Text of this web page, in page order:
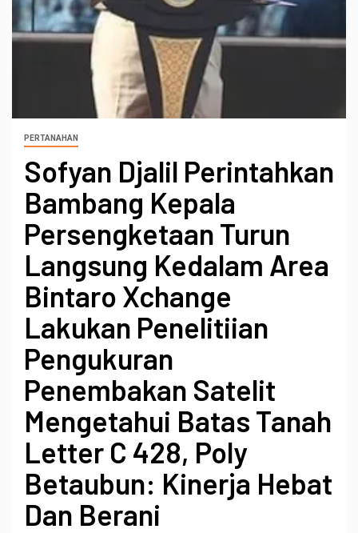
PERTANAHAN
Sofyan Djalil Perintahkan
Bambang Kepala
Persengketaan Turun
Langsung Kedalam Area
Bintaro Xchange
Lakukan Penelitiian
Pengukuran
Penembakan Satelit
Mengetahui Batas Tanah
Letter C 428, Poly
Betaubun: Kinerja Hebat
Dan Berani